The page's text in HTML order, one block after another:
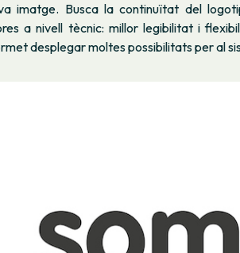
imatge. Busca la continuïtat del
a nivell tècnic: millor legibilitat i
desplegar moltes possibilitats per al